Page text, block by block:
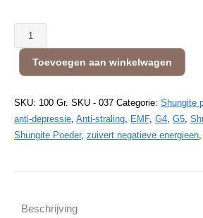
Shungite
Poeder
Premium
Toevoegen aan winkelwagen
SKU: 100 Gr. SKU - 037 Categorie: Shungite
anti-depressie, Anti-straling, EMF, G4, G5,
Shungite Poeder, zuivert negatieve energieen,
Beschrijving